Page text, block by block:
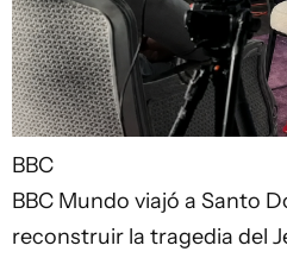
BBC
BBC Mundo viajó a Santo
reconstruir la tragedia del